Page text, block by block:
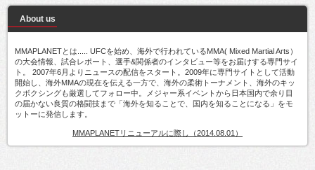
About us
MMAPLANETとは..... UFCを始め、海外で行われているMMA( Mixed Martial Arts）
の大会情報、試合レポート、選手&関係者のインタビュー等をお届けする専門サイ
ト。 2007年6月よりニュースの配信をスタート。2009年に専門サイトとして活動
開始し、海外MMAの現在を伝える一方で、海外の柔術トーナメント、海外のキッ
クボクシングも厳選してフォロー中。メジャー系イベントから日本国内で余り目
の届かない良質の格闘技まで「海外を知ることで、国内を知ることになる」をモ
ットーに発信します。
MMAPLANETリニューアルに際し（2014.08.01）